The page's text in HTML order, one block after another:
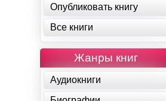
Опубликовать книгу
Все книги
Жанры книг
Аудиокниги